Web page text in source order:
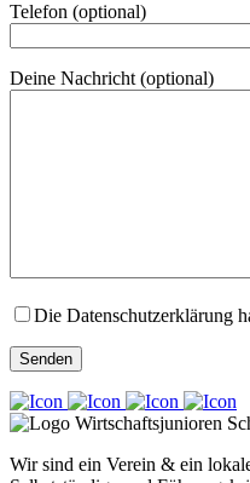
Telefon (optional)
Deine Nachricht (optional)
Die Datenschutzerklärung
Wir sind ein Verein & ein